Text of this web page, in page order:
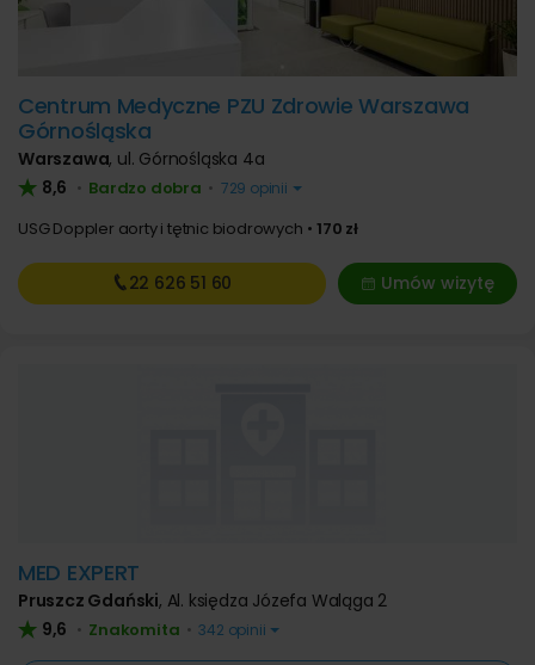
Centrum Medyczne PZU Zdrowie Warszawa
Górnośląska
Warszawa, ul. Górnośląska 4a
8,6 • Bardzo dobra • 729 opinii
USG Doppler aorty i tętnic biodrowych 170 zł
Umów wizytę
22 626 51 60
MED EXPERT
Pruszcz Gdański, Al. księdza Józefa Waląga 2
9,6 • Znakomita • 342 opinii